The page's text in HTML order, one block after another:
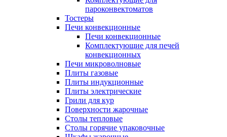
пароконвектоматов
Тостеры
Печи конвекционные
Печи конвекционные
Комплектующие для печей
конвекционных
Печи микроволновые
Плиты газовые
Плиты индукционные
Плиты электрические
Грили для кур
Поверхности жарочные
Столы тепловые
Столы горячие упаковочные